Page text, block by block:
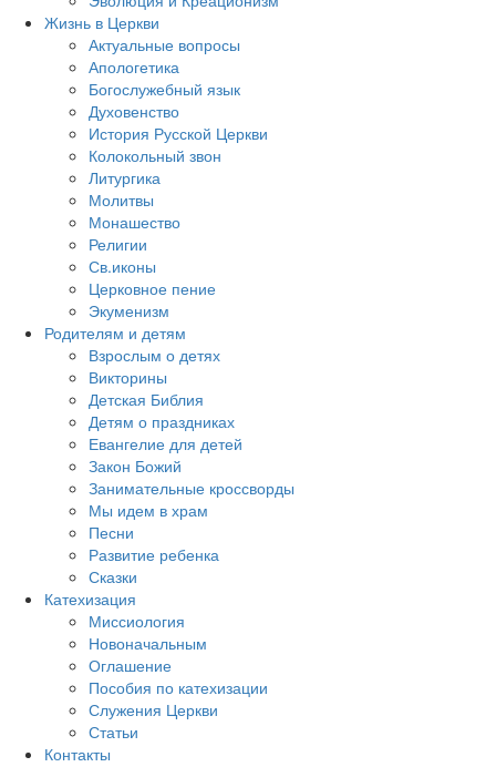
Жизнь в Церкви
Актуальные вопросы
Апологетика
Богослужебный язык
Духовенство
История Русской Церкви
Колокольный звон
Литургика
Молитвы
Монашество
Религии
Св.иконы
Церковное пение
Экуменизм
Родителям и детям
Взрослым о детях
Викторины
Детская Библия
Детям о праздниках
Евангелие для детей
Закон Божий
Занимательные кроссворды
Мы идем в храм
Песни
Развитие ребенка
Сказки
Катехизация
Миссиология
Новоначальным
Оглашение
Пособия по катехизации
Служения Церкви
Статьи
Контакты